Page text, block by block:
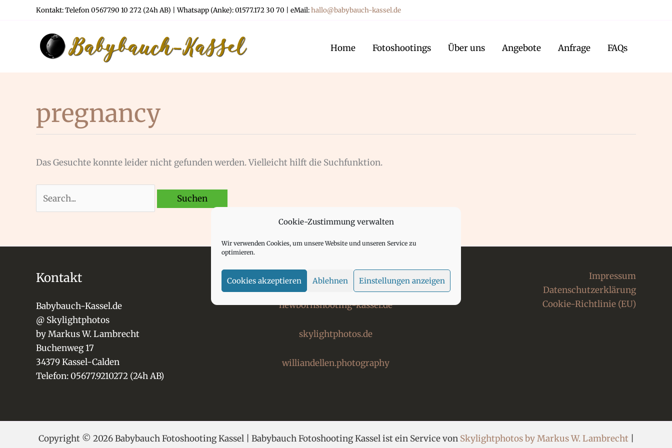
Cookie-Zustimmung verwalten
Wir verwenden Cookies, um unsere Website und unseren Service zu
optimieren.
Cookies akzeptieren Ablehnen Einstellungen anzeigen
Kontakt: Telefon 05677.90 10 272 (24h AB) | Whatsapp (Anke): 01577.172 30 70 | eMail:hallo@babybauch-kassel.de
Home Fotoshootings Über uns Angebote Anfrage FAQs
pregnancy
Das Gesuchte konnte leider nicht gefunden werden. Vielleicht hilft die Suchfunktion.
nach:
Kontakt
Babybauch-Kassel.de
@ Skylightphotos
by Markus W. Lambrecht
Buchenweg 17
34379 Kassel-Calden
Telefon: 05677.9210272 (24h AB)
Links
newbornshooting-kassel.de
skylightphotos.de
williandellen.photography
Impressum
Datenschutzerklärung
Cookie-Richtlinie (EU)
Copyright © 2026 Babybauch Fotoshooting Kassel | Babybauch Fotoshooting Kassel ist ein Service von Skylightphotos by Markus W. Lambrecht